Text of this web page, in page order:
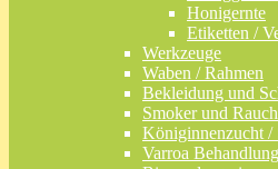
Honigernte
Etiketten /
Werkzeuge
Waben / Rahmen
Bekleidung und
Smoker und
Königinnenzucht /
Varroa Behandlung